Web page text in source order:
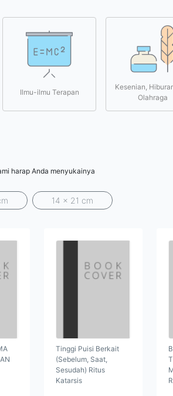
Ilmu-ilmu Terapan
Kesenian,
Olahraga
harap Anda menyukainya
14 x 21 cm
Tinggi Puisi Berkait
(Sebelum, Saat,
Sesudah) Ritus
Katarsis